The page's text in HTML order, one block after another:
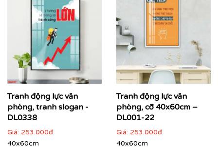
Chuyển hóa những bức ảnh, thiết kế riêng biệt
hoặc bất kỳ thông điệp nào bạn mong muốn
thành tác phẩm nghệ thuật treo tường cao cấp.
Đa dạng chất liệu, kích thước và kiểu dáng khung,
phù hợp với mọi không gian từ phòng họp, khu
vực lễ tân đến không gian làm việc chung (co-
working space).
Tranh động lực văn
phòng, tranh slogan -
DL0338
Giá: 253.000đ
40x60cm
Tranh động lực văn
phòng, cỡ 40x60cm –
DL001-22
Giá: 253.000đ
40x60cm